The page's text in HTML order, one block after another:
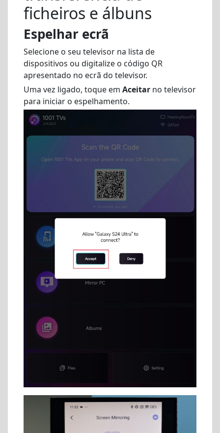
ficheiros e álbuns
Espelhar ecrã
Selecione o seu televisor na lista de
dispositivos ou digitalize o código QR
apresentado no ecrã do televisor.
Uma vez ligado, toque em Aceitar no televisor
para iniciar o espelhamento.